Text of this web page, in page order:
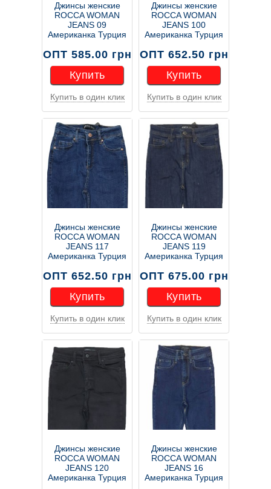
Джинсы женские
ROCCA WOMAN
JEANS 09
Американка Турция
ОПТ 585.00 грн
Купить
Купить
Купить в один клик
Джинсы женские
ROCCA WOMAN
JEANS 100
Американка Турция
ОПТ 652.50 грн
Купить
Купить
Купить в один клик
Джинсы женские
ROCCA WOMAN
JEANS 117
Американка Турция
ОПТ 652.50 грн
Купить
Купить
Купить в один клик
Джинсы женские
ROCCA WOMAN
JEANS 119
Американка Турция
ОПТ 675.00 грн
Купить
Купить
Купить в один клик
Джинсы женские
ROCCA WOMAN
JEANS 120
Американка Турция
Джинсы женские
ROCCA WOMAN
JEANS 16
Американка Турция